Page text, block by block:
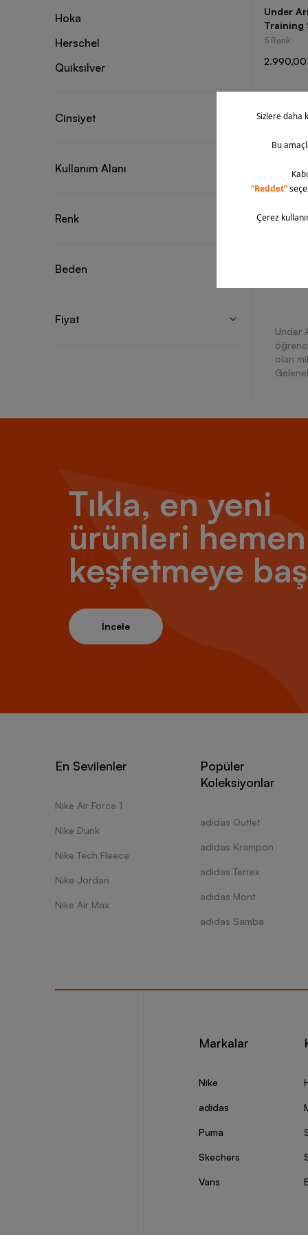
Hoka
Herschel
Quiksilver
Cinsiyet
Kullanım Alanı
Renk
Beden
Fiyat
Under
Training
5 Renk
2.990,00
Under
4 Renk
Under
olan
sunar.
gören
olanak
ve
Nefes
Anti-
ile
alan
yönelik
sahip
için
ve
Tıkla, en yeni
ürünleri hemen
keşfetmeye
İncele
En Sevilenler
Nike Air Force 1
Nike Dunk
Nike Tech Fleece
Nike Jordan
Nike Air Max
Popüler
Koleksiyonlar
adidas Outlet
adidas Krampon
adidas Terrex
adidas Mont
adidas Samba
Markalar
Nike
adidas
Puma
Skechers
Vans